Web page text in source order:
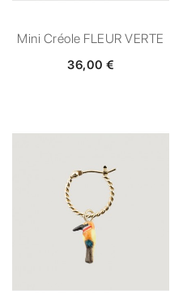
Mini Créole FLEUR VERTE
36,00 €